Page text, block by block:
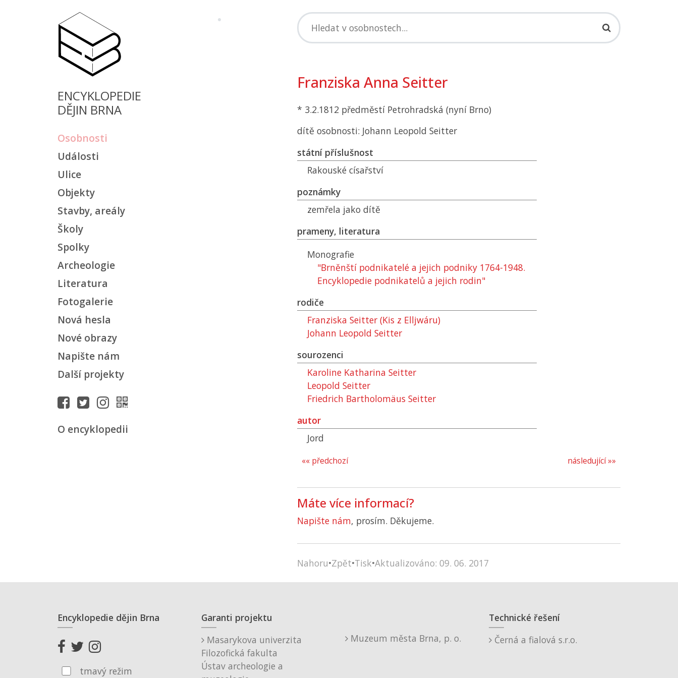
ENCYKLOPEDIE
DĚJIN BRNA
Osobnosti
Události
Ulice
Objekty
Stavby, areály
Školy
Spolky
Archeologie
Literatura
Fotogalerie
Nová hesla
Nové obrazy
Napište nám
Další projekty
O encyklopedii
Franziska Anna Seitter
* 3.2.1812 předměstí Petrohradská (nyní Brno)
dítě osobnosti: Johann Leopold Seitter
státní příslušnost
Rakouské císařství
poznámky
zemřela jako dítě
prameny, literatura
Monografie
"Brněnští podnikatelé a jejich podniky 1764-1948.
Encyklopedie podnikatelů a jejich rodin"
rodiče
Franziska Seitter (Kis z Elljwáru)
Johann Leopold Seitter
sourozenci
Karoline Katharina Seitter
Leopold Seitter
Friedrich Bartholomäus Seitter
autor
Jord
následující »»
«« předchozí
Máte více informací?
Napište nám, prosím. Děkujeme.
Nahoru•Zpět•Tisk•Aktualizováno: 09. 06. 2017
Encyklopedie dějin Brna
tmavý režim
Garanti projektu
Masarykova univerzita
Filozofická fakulta
Ústav archeologie a
Muzeum města Brna, p. o.
Technické řešení
Černá a fialová s.r.o.